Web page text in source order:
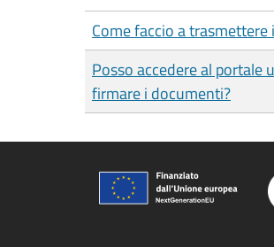
Come faccio a
Posso accedere al portale
firmare i documenti?